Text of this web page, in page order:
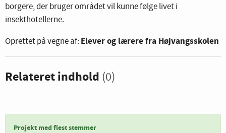
borgere, der bruger området vil kunne følge livet i
insekthotellerne.
Oprettet på vegne af: Elever og lærere fra Højvangsskolen
Relateret indhold (0)
Projekt med flest stemmer